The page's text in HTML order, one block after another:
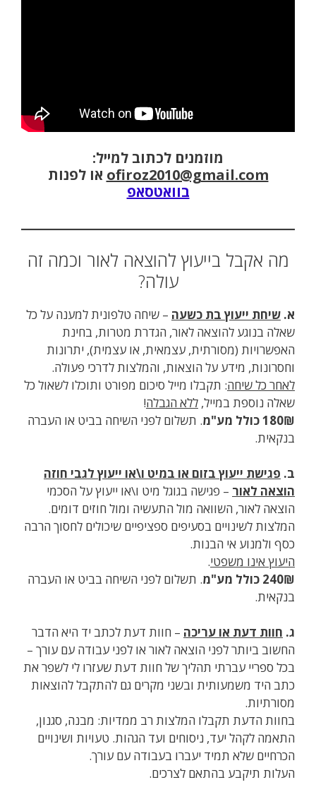
מוזמנים לכתוב למייל:
ofiroz2010@gmail.com או לפנות
בוואטסאפ
מה אקבל בייעוץ להוצאה לאור וכמה זה
עולה?
א. שיחת ייעוץ בת כשעה – שיחה טלפונית למענה על כל
שאלה בנוגע להוצאה לאור, הגדרת מטרות, בחינת
האפשרויות (מסורתית, עצמאית, או עצמית), יתרונות
וחסרונות, מידע על הוצאות, והמלצות לדרכי פעולה.
לאחר כל שיחה: תקבלו מייל סיכום מפורט ותוכלו לשאול כל
שאלה נוספת במייל, ללא הגבלה!
180₪ כולל מע"מ
. תשלום לפני השיחה בביט או העברה
בנקאית.
ב. פגישת ייעוץ בזום או במיט ו\או ייעוץ לגבי חוזה
הוצאה לאור – פגישה בגוגל מיט ו\או ייעוץ על הסכמי
הוצאה לאור, השוואה מול התעשיה ומול חוזים דומים.
המלצות לשינויים בסעיפים ספציפיים שיכולים לחסוך הרבה
כסף ולמנוע אי הבנות.
היעוץ אינו משפטי.
240₪ כולל מע"מ
. תשלום לפני השיחה בביט או העברה
בנקאית.
ג. חוות דעת או עריכה – חוות דעת לכתב יד היא הדבר
החשוב ביותר לפני הוצאה לאור או לפני עבודה עם עורך –
בכל ספריי עברתי תהליך של חוות דעת שעזרו לי לשפר את
כתב היד משמעותית ובשני מקרים גם להתקבל להוצאות
מסורתיות.
בחוות הדעת תקבלו המלצות רב ממדיות: מבנה, סגנון,
התאמה לקהל יעד, ניסוחים ועד הגהות. טעויות ושינויים
הכרחיים שלא תמיד יעברו בעבודה עם עורך.
העלות תיקבע בהתאם לצרכים.